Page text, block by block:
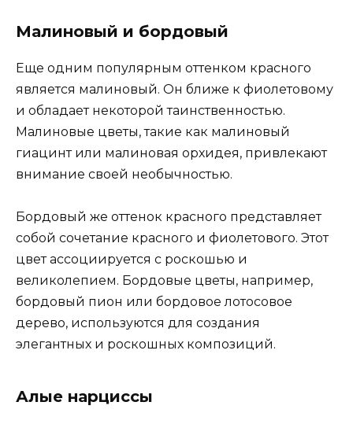
Малиновый и бордовый
Еще одним популярным оттенком красного
является малиновый. Он ближе к фиолетовому
и обладает некоторой таинственностью.
Малиновые цветы, такие как малиновый
гиацинт или малиновая орхидея, привлекают
внимание своей необычностью.
Бордовый же оттенок красного представляет
собой сочетание красного и фиолетового. Этот
цвет ассоциируется с роскошью и
великолепием. Бордовые цветы, например,
бордовый пион или бордовое лотосовое
дерево, используются для создания
элегантных и роскошных композиций.
Алые нарциссы